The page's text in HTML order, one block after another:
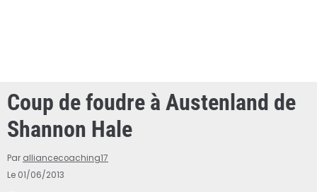
Coup de foudre à Austenland de
Shannon Hale
Par alliancecoaching17
Le 01/06/2013